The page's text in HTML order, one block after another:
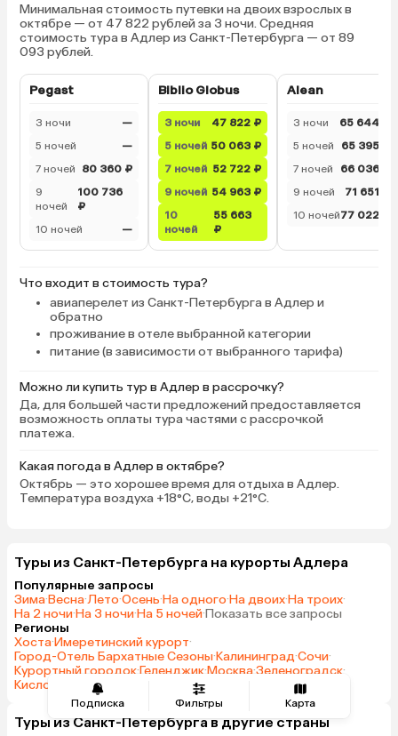
Подписка Фильтры Карта
Минимальная стоимость путевки на двоих взрослых в
октябре — от 47 822 рублей за 3 ночи. Средняя
стоимость тура в Адлер из Санкт-Петербурга — от 89
093 рублей.
Pegast
3 ночи
—
5 ночей
—
7 ночей
80 360 ₽
9
ночей
100 736
₽
10 ночей
—
Biblio Globus
3 ночи
47 822 ₽
5 ночей 50 063 ₽
7 ночей 52 722 ₽
9 ночей 54 963 ₽
10
ночей
55 663
₽
Alean
3 ночи
65 644 ₽
5 ночей
65 395 ₽
7 ночей
66 036 ₽
9 ночей
71 651 ₽
10 ночей77 022 ₽
Что входит в стоимость тура?
авиаперелет из Санкт-Петербурга в Адлер и
обратно
проживание в отеле выбранной категории
питание (в зависимости от выбранного тарифа)
Можно ли купить тур в Адлер в рассрочку?
Да, для большей части предложений предоставляется
возможность оплаты тура частями с рассрочкой
платежа.
Какая погода в Адлер в октябре?
Октябрь — это хорошее время для отдыха в Адлер.
Температура воздуха +18°C, воды +21°C.
Туры из Санкт-Петербурга на курорты Адлера
Популярные запросы
Зима·Весна·Лето·Осень·На одного·На двоих·На троих·
На 2 ночи·На 3 ночи·На 5 ночей·Показать все запросы
Регионы
Хоста·Имеретинский курорт·
Город-Отель Бархатные Сезоны·Калининград·Сочи·
Курортный городок·Геленджик·Москва·Зеленоградск·
Кисловодск
Показать все регионы
Туры из Санкт-Петербурга в другие страны